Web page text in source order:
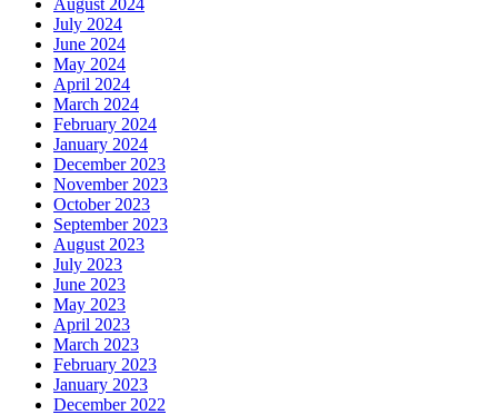
July 2024
June 2024
May 2024
April 2024
March 2024
February 2024
January 2024
December 2023
November 2023
October 2023
September 2023
August 2023
July 2023
June 2023
May 2023
April 2023
March 2023
February 2023
January 2023
December 2022